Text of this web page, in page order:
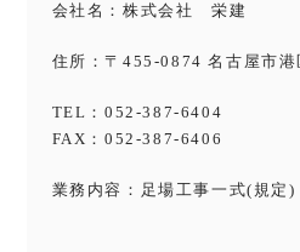
会社名：株式会社 栄建
住所：〒455-0874 名古屋市
TEL：052-387-6404
FAX：052-387-6406
業務内容：足場工事一式(規定)